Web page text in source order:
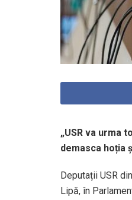
„USR va urma
demasca hoția
Deputații USR
Lipă, în